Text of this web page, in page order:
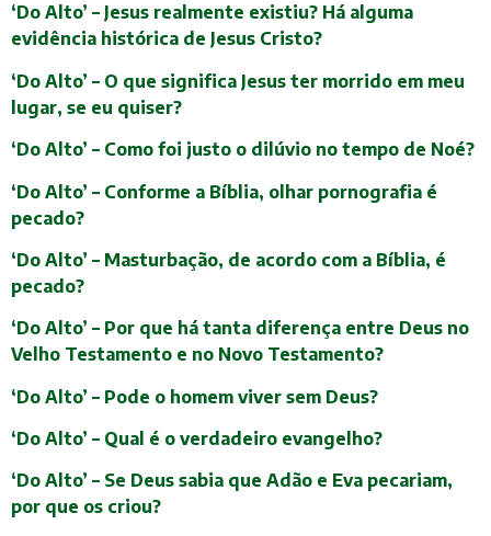
‘Do Alto’ – Jesus realmente existiu? Há alguma
evidência histórica de Jesus Cristo?
‘Do Alto’ – O que significa Jesus ter morrido em meu
lugar, se eu quiser?
‘Do Alto’ – Como foi justo o dilúvio no tempo de Noé?
‘Do Alto’ – Conforme a Bíblia, olhar pornografia é
pecado?
‘Do Alto’ – Masturbação, de acordo com a Bíblia, é
pecado?
‘Do Alto’ – Por que há tanta diferença entre Deus no
Velho Testamento e no Novo Testamento?
‘Do Alto’ – Pode o homem viver sem Deus?
‘Do Alto’ – Qual é o verdadeiro evangelho?
‘Do Alto’ – Se Deus sabia que Adão e Eva pecariam,
por que os criou?